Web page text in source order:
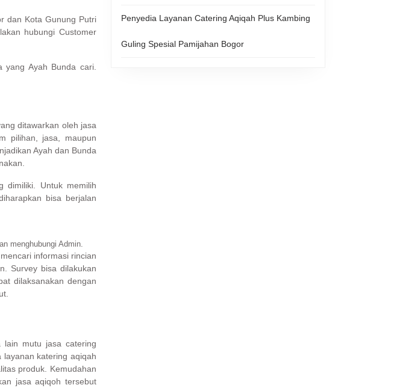
dan Kota Gunung Putri
hubungi Customer
Ayah Bunda cari.
ditawarkan oleh jasa
pilihan, jasa, maupun
Ayah dan Bunda
dimiliki. Untuk memilih
bisa berjalan
menghubungi Admin.
informasi rincian
Survey bisa dilakukan
dilaksanakan dengan
lain mutu jasa catering
katering aqiqah
produk. Kemudahan
jasa aqiqoh tersebut
Penyedia Layanan Catering Aqiqah Plus Kambing
Guling Spesial Pamijahan Bogor